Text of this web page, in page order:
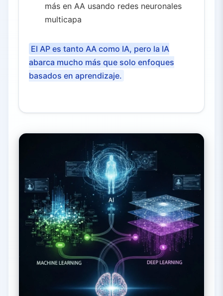
más en AA usando redes neuronales
multicapa
El AP es tanto AA como IA, pero la IA
abarca mucho más que solo enfoques
basados en aprendizaje.